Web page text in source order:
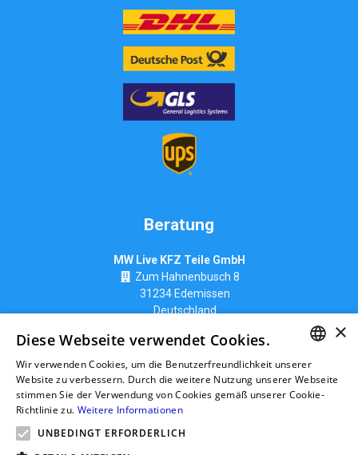
Beratung
MW Live KFZ Teile GmbH
Zum Hahnenbusch 8
31234 Edemissen
Deutschland
Seitenverzeichnis
GERMAN
RUSSIAN
×
Diese Webseite verwendet Cookies.
Wir verwenden Cookies, um die Benutzerfreundlichkeit unserer
Website zu verbessern. Durch die weitere Nutzung unserer Webseite
stimmen Sie der Verwendung von Cookies gemäß unserer Cookie-
Richtlinie zu. Weitere Informationen
UNBEDINGT ERFORDERLICH